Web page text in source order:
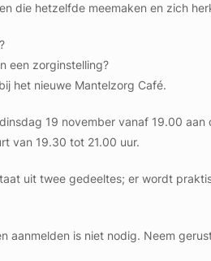
die hetzelfde meemaken en zich
een zorginstelling?
het nieuwe Mantelzorg Café.
19 november vanaf 19.00 aan
van 19.30 tot 21.00 uur.
uit twee gedeeltes; er wordt
aanmelden is niet nodig. Neem